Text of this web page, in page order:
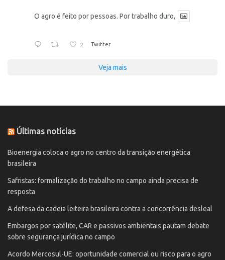
O agro é feito por pessoas. Por trabalho duro,
2 Twitter
Veja mais
Últimas notícias
Bioenergia coloca o agro no centro da transição energética
brasileira
Safristas: formalização do trabalho no campo ainda precisa de
resposta
A defesa da cadeia leiteira brasileira contra a concorrência desleal
Embargos por satélite, CAR e passivos ambientais pautam debate
sobre segurança jurídica no campo
Acordo Mercosul-UE: oportunidade comercial ou risco para o agro